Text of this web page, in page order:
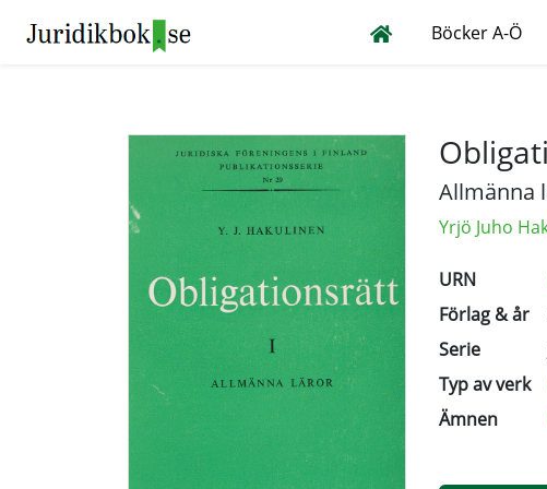
Böcker A-Ö
Allmänna
Yrjö Juho
URN
Förlag & år
Serie
Typ av verk
Ämnen